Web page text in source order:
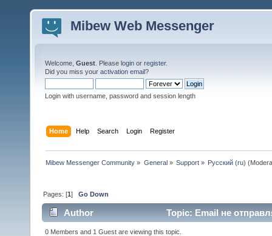
Mibew Web Messenger
Welcome, Guest . Please login or register.
Did you miss your activation email?
Login with username, password and session length
Home Help Search Login Register
Mibew Messenger Community » General» Support» Русский (ru)
Pages: [1]Go Down
Author Topic: Email не
0 Members and 1 Guest are viewing this topic.